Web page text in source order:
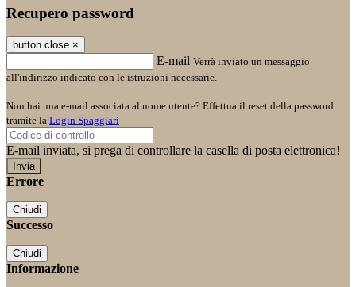
Recupero password
button close ×
E-mail Verrà inviato un messaggio
all'indirizzo indicato con le istruzioni necessarie.
Non hai una e-mail associata al nome utente? Effettua il reset della password
tramite la Login Spaggiari
E-mail inviata, si prega di controllare la casella di posta elettronica!
Errore
Chiudi
Successo
Chiudi
Informazione